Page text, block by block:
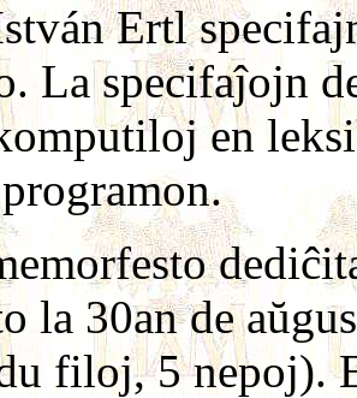
Ertl
La specifaĵojn
en
la 30an de
filoj, 5 nepoj).